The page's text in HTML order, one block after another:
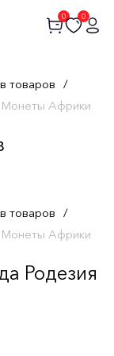
0 0
товаров /
Монеты Африки
товаров /
Монеты Африки
Родезия